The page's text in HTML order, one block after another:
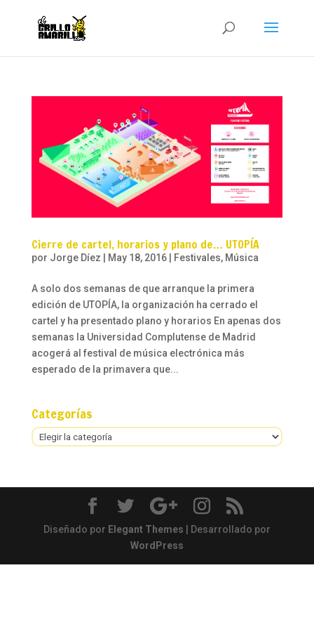
Cierre de cartel, horarios y plano de… UTOPÍA
por Jorge Díez May 18, 2016| Festivales, Música
A solo dos semanas de que arranque la primera
edición de UTOPÍA, la organización ha cerrado el
cartel y ha presentado plano y horarios En apenas dos
semanas la Universidad Complutense de Madrid
acogerá al festival de música electrónica más
esperado de la primavera que...
Categorías
Categorías
Diseñado por Elegant Themes | Desarrollado por
WordPress